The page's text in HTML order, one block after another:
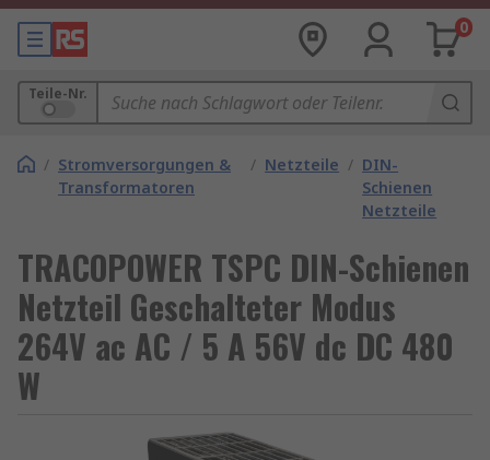
0
Teile-Nr.
/ Stromversorgungen &
Transformatoren
/ Netzteile / DIN-
Schienen
Netzteile
TRACOPOWER TSPC DIN-Schienen
Netzteil Geschalteter Modus
264V ac AC / 5 A 56V dc DC 480
W